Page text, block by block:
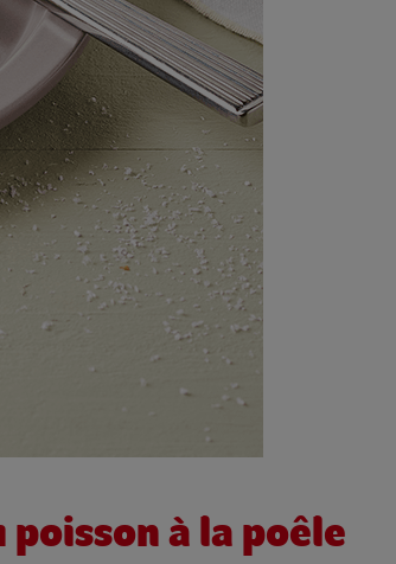
à la poêle